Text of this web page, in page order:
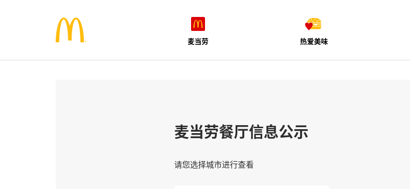
麦当劳 热爱美味
麦当劳餐厅信息公示
请您选择城市进行查看